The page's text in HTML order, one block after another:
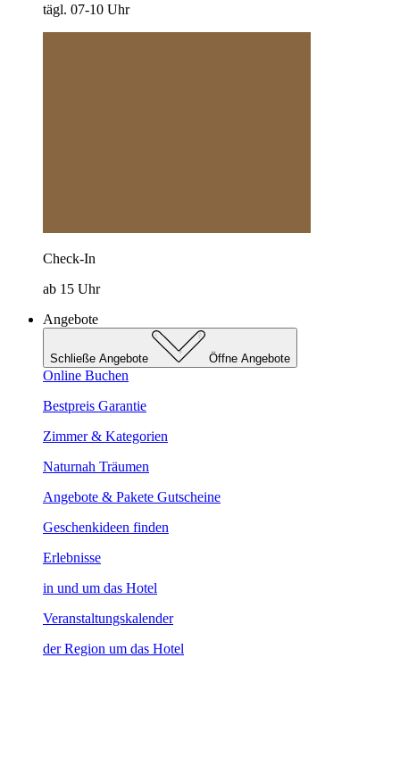
tägl. 07-10 Uhr
Check-In
ab 15 Uhr
Angebote
Schließe Angebote Öffne Angebote
Online Buchen
Bestpreis Garantie
Zimmer & Kategorien
Naturnah Träumen
Angebote & Pakete Gutscheine
Geschenkideen finden
Erlebnisse
in und um das Hotel
Veranstaltungskalender
der Region um das Hotel